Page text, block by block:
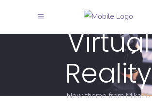
Virtual
Reality
New theme from Mikado